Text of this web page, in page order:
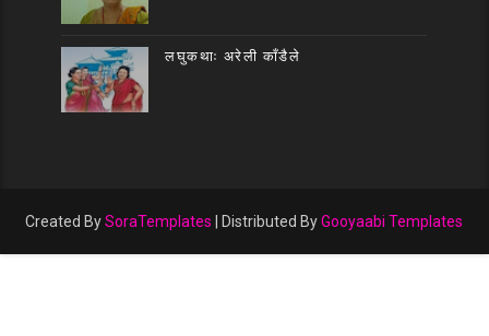
लघुकथाः अरेली काँडैले
Created BySoraTemplates | Distributed ByGooyaabi Templates